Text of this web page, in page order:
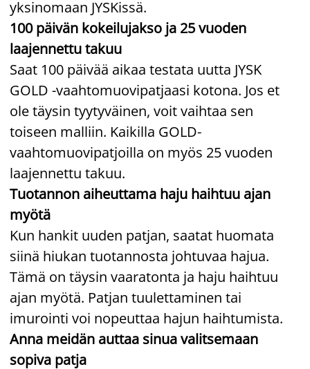
yksinomaan JYSKissä.
100 päivän kokeilujakso ja 25 vuoden
laajennettu takuu
Saat 100 päivää aikaa testata uutta JYSK
GOLD -vaahtomuovipatjaasi kotona. Jos et
ole täysin tyytyväinen, voit vaihtaa sen
toiseen malliin. Kaikilla GOLD-
vaahtomuovipatjoilla on myös 25 vuoden
laajennettu takuu.
Tuotannon aiheuttama haju haihtuu ajan
myötä
Kun hankit uuden patjan, saatat huomata
siinä hiukan tuotannosta johtuvaa hajua.
Tämä on täysin vaaratonta ja haju haihtuu
ajan myötä. Patjan tuulettaminen tai
imurointi voi nopeuttaa hajun haihtumista.
Anna meidän auttaa sinua valitsemaan
sopiva patja